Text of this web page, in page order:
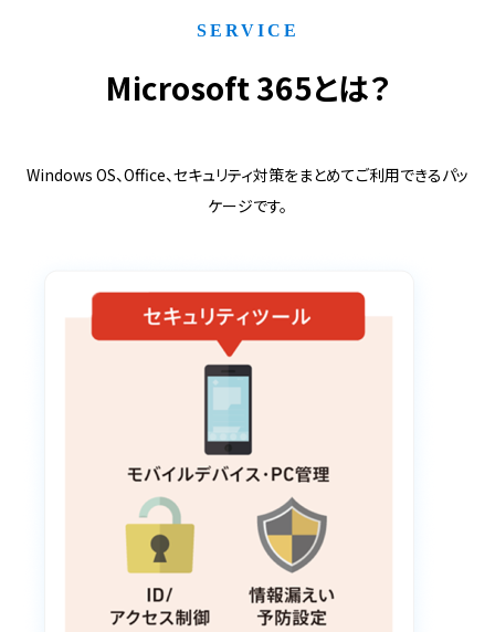
SERVICE
Microsoft 365とは？
Windows OS、Office、セキュリティ対策をまとめてご利用できるパッ
ケージです。